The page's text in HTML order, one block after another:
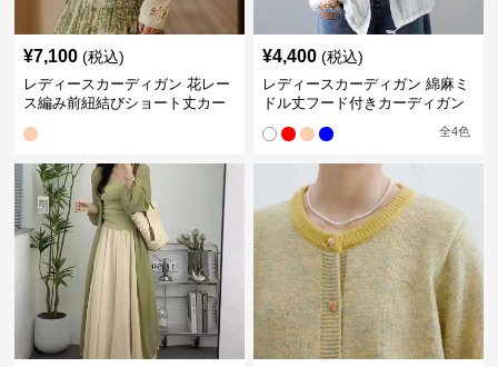
¥7,100 (税込)
レディースカーディガン 花レー
ス編み前紐結びショート丈カー
¥4,400 (税込)
レディースカーディガン 綿麻ミ
ドル丈フード付きカーディガン
全4色